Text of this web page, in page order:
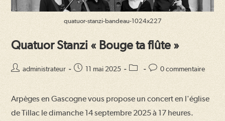
quatuor-stanzi-bandeau-1024x227
Quatuor Stanzi « Bouge ta flûte »
Auteur/autrice
publication :
administrateur
Publication
11 mai 2025
Post
Commentaires
publication :
0 commentaire
Arpèges en Gascogne vous propose un concert en l'église
de Tillac le dimanche 14 septembre 2025 à 17 heures.